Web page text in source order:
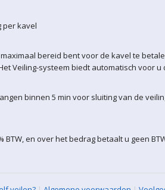
per kavel
bereid bent voor de kavel te
Veiling-systeem biedt automatisch voor
binnen 5 min voor sluiting van de
en over het bedrag betaalt u geen